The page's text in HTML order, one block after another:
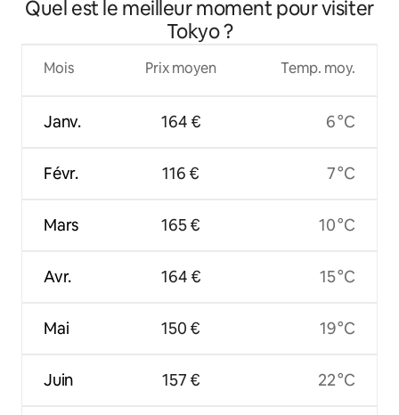
l'aéroport
Quel est le meilleur moment pour visiter
Tokyo ?
Mois
Janv.
Févr.
Mars
Avr.
Mai
Juin
Prix moyen
164 €
116 €
165 €
164 €
150 €
157 €
Temp. moy.
6 °C
7 °C
10 °C
15 °C
19 °C
22 °C